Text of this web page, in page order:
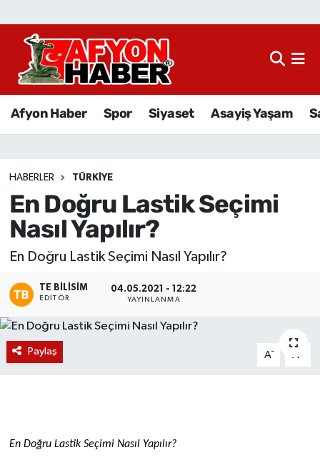
Afyon Haber Spor Siyaset Asayiş Yaşam
HABERLER TÜRKIYE
En Doğru Lastik Seçimi
Nasıl Yapılır?
En Doğru Lastik Seçimi Nasıl Yapılır?
TE BILISIM
EDITÖR
04.05.2021 - 12:22
YAYINLANMA
Paylaş A- A
En Doğru Lastik Seçimi Nasıl Yapılır?
Afyon Haber
Sağlık
Eğitim
Magazin